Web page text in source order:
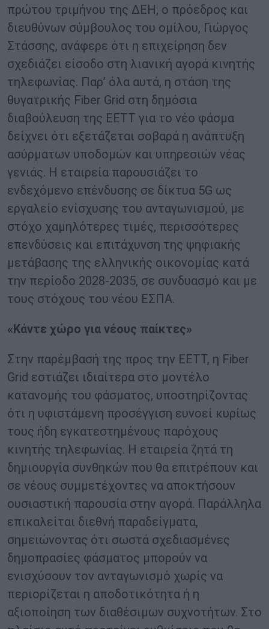
πρώτου τριμήνου της ΔΕΗ, ο πρόεδρος και
διευθύνων σύμβουλος του ομίλου, Γιώργος
Στάσσης, ανάφερε ότι η επιχείρηση δεν
σχεδιάζει είσοδο στη λιανική αγορά κινητής
τηλεφωνίας. Παρ’ όλα αυτά, η στάση της
θυγατρικής Fiber Grid στη δημόσια
διαβούλευση της ΕΕΤΤ για το νέο φάσμα
δείχνει ότι εξετάζεται σοβαρά η ανάπτυξη
ασύρματων υποδομών και υπηρεσιών νέας
γενιάς. Η εταιρεία παρουσιάζει το
ενδεχόμενο επένδυσης σε δίκτυα 5G ως
εργαλείο ενίσχυσης του ανταγωνισμού, με
στόχο χαμηλότερες τιμές, περισσότερες
επενδύσεις και επιτάχυνση της ψηφιακής
μετάβασης της ελληνικής οικονομίας κατά
την περίοδο 2028-2035, σε συνδυασμό και με
τους στόχους του νέου ΕΣΠΑ.
«Κάντε χώρο για νέους παίκτες»
Στην παρέμβασή της προς την ΕΕΤΤ, η Fiber
Grid εστιάζει ιδιαίτερα στο μοντέλο
κατανομής του φάσματος, υποστηρίζοντας
ότι η υφιστάμενη προσέγγιση ευνοεί κυρίως
τους ήδη εγκατεστημένους παρόχους
κινητής τηλεφωνίας. Η εταιρεία ζητά τη
δημιουργία συνθηκών που θα επιτρέπουν και
σε νέους συμμετέχοντες να αποκτήσουν
ουσιαστική παρουσία στην αγορά. Παράλληλα
επικαλείται διεθνή παραδείγματα,
σημειώνοντας ότι σωστά σχεδιασμένες
δημοπρασίες φάσματος μπορούν να
ενισχύσουν τον ανταγωνισμό χωρίς να
περιορίζεται η αποδοτικότητα ή η
αξιοποίηση των διαθέσιμων συχνοτήτων. Στο